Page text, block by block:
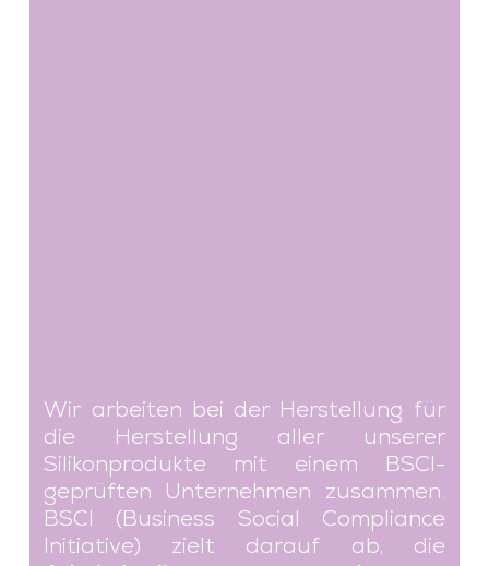
Wir arbeiten bei der Herstellung für
die Herstellung aller unserer
Silikonprodukte mit einem BSCI-
geprüften Unternehmen zusammen.
BSCI (Business Social Compliance
Initiative) zielt darauf ab, die